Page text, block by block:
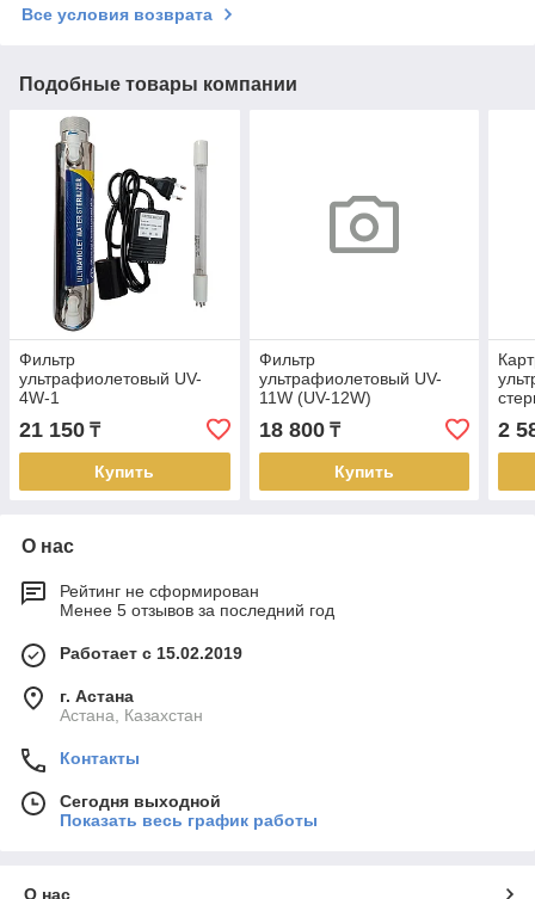
Все условия возврата
Подобные товары компании
Фильтр
ультрафиолетовый UV-
4W-1
21 150 ₸
Купить
Фильтр
ультрафиолетовый UV-
11W (UV-12W)
18 800₸
Купить
2
О нас
Рейтинг не сформирован
Менее 5 отзывов за последний год
Работает с 15.02.2019
г. Астана
Астана, Казахстан
Контакты
Сегодня выходной
Показать весь график работы
О нас